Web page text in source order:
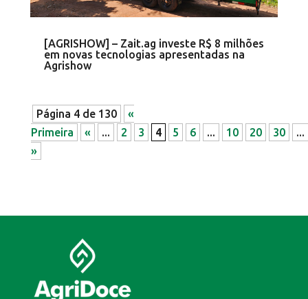
[AGRISHOW] – Zait.ag investe R$ 8 milhões
em novas tecnologias apresentadas na
Agrishow
Página 4 de 130
«
Primeira
« ... 2 3 4 5 6 ... 10 20 30
...
»